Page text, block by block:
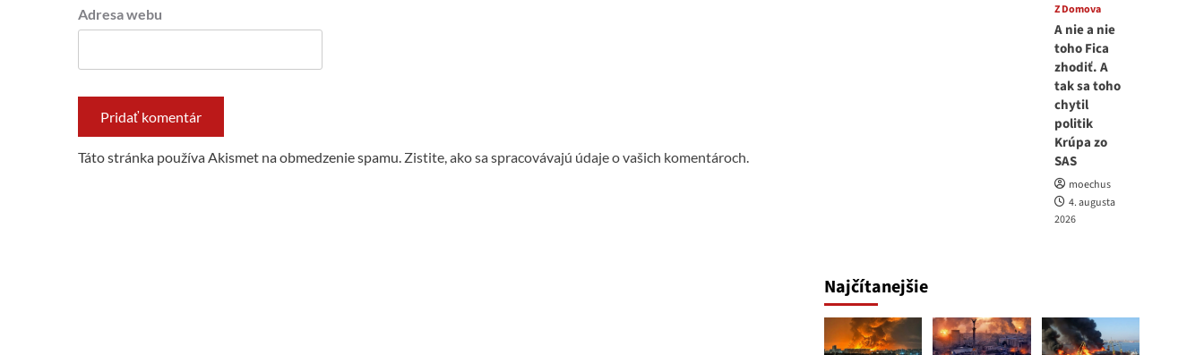
Adresa webu
Táto stránka používa Akismet na obmedzenie spamu. Zistite, ako sa spracovávajú údaje o vašich komentároch.
Z Domova
A nie a nie
toho Fica
zhodiť. A
tak sa toho
chytil
politik
Krúpa zo
SAS
moechus
4. augusta
2026
Najčítanejšie